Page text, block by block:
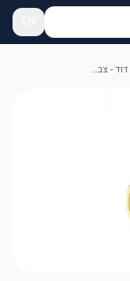
שרשרת שמע ישראל עם מגן דוד - צבע זהב